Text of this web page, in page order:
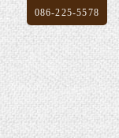
086-225-5578